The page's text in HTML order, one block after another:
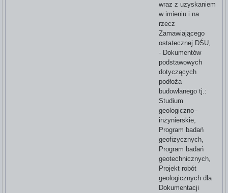
wraz z uzyskaniem
w imieniu i na
rzecz
Zamawiającego
ostatecznej DŚU,
- Dokumentów
podstawowych
dotyczących
podłoża
budowlanego tj.:
Studium
geologiczno–
inżynierskie,
Program badań
geofizycznych,
Program badań
geotechnicznych,
Projekt robót
geologicznych dla
Dokumentacji